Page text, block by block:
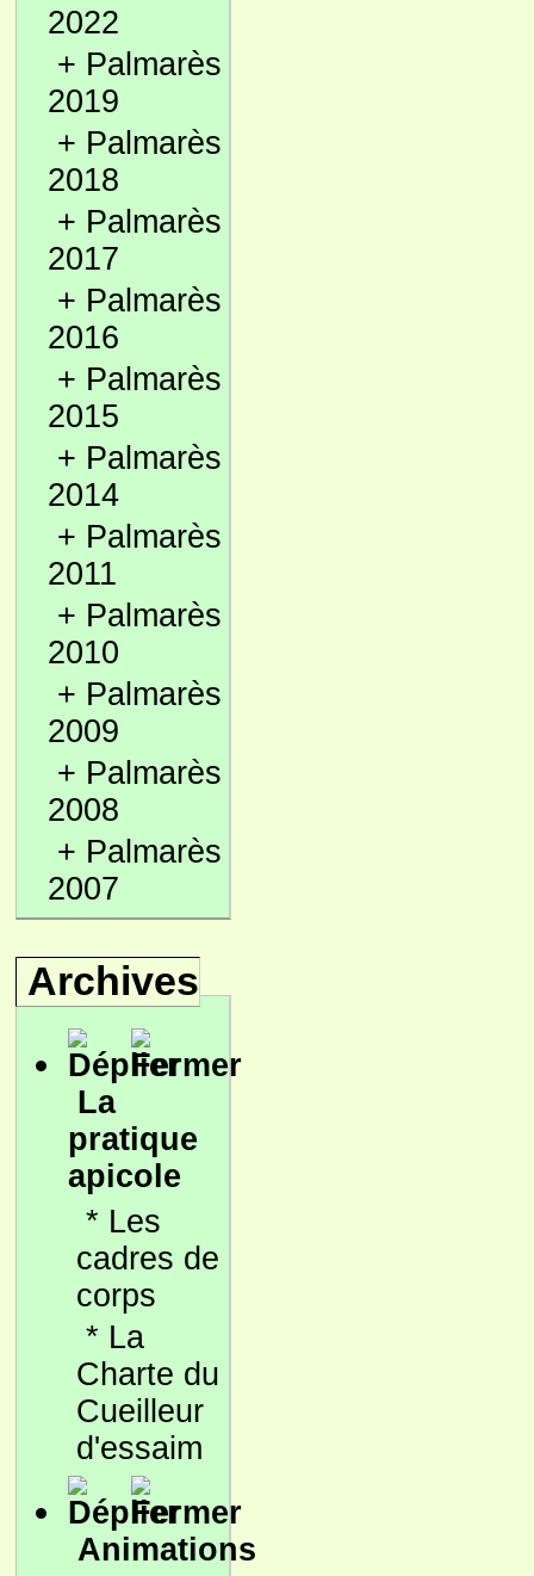
2022
+ Palmarès
2019
+ Palmarès
2018
+ Palmarès
2017
+ Palmarès
2016
+ Palmarès
2015
+ Palmarès
2014
+ Palmarès
2011
+ Palmarès
2010
+ Palmarès
2009
+ Palmarès
2008
+ Palmarès
2007
Archives
La
pratique
apicole
* Les
cadres de
corps
* La
Charte du
Cueilleur
d'essaim
Animations